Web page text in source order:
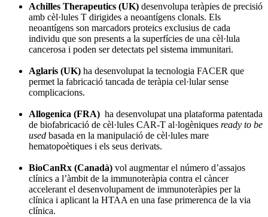
Achilles Therapeutics (UK) desenvolupa teràpies de precisió
amb cèl·lules T dirigides a neoantígens clonals. Els
neoantígens son marcadors proteics exclusius de cada
individu que son presents a la superfícies de una cèl·lula
cancerosa i poden ser detectats pel sistema immunitari.
Aglaris (UK) ha desenvolupat la tecnologia FACER que
permet la fabricació tancada de teràpia cel·lular sense
complicacions.
Allogenica (FRA) ha desenvolupat una plataforma patentada
de biofabricació de cèl·lules CAR-T al·logèniques ready to be
used basada en la manipulació de cèl·lules mare
hematopoètiques i els seus derivats.
BioCanRx (Canadà) vol augmentar el número d’assajos
clínics a l’àmbit de la immunoteràpia contra el càncer
accelerant el desenvolupament de immunoteràpies per la
clínica i aplicant la HTAA en una fase primerenca de la via
clínica.